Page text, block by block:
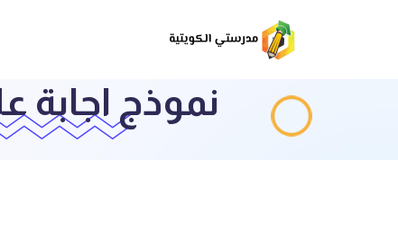
نموذج اجابة